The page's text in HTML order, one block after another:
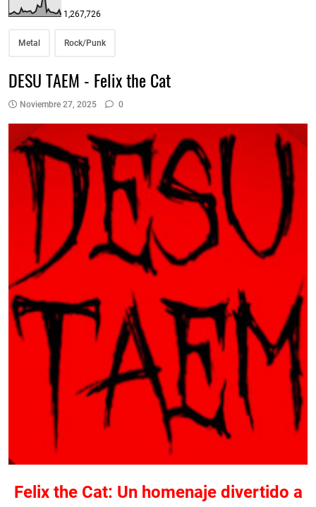
1,267,726
Metal Rock/Punk
DESU TAEM - Felix the Cat
Noviembre 27, 2025 0
Felix the Cat: Un homenaje divertido a